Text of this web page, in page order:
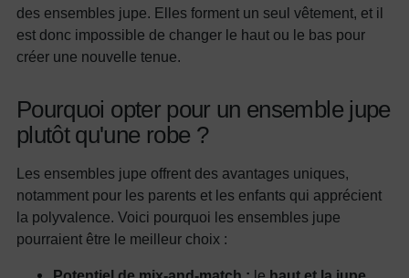
des ensembles jupe. Elles forment un seul vêtement, et il
est donc impossible de changer le haut ou le bas pour
créer une nouvelle tenue.
Pourquoi opter pour un ensemble jupe
plutôt qu'une robe ?
Les ensembles jupe offrent des avantages uniques,
notamment pour les parents et les enfants qui apprécient
la polyvalence. Voici pourquoi les ensembles jupe
pourraient être le meilleur choix :